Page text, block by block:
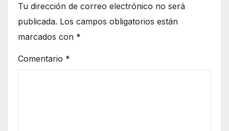
Tu dirección de correo electrónico no será
publicada. Los campos obligatorios están
marcados con *
Comentario *